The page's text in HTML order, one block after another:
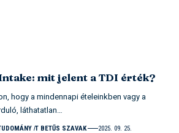
mit jelent a TDI érték?
hogy a mindennapi ételeinkben vagy a
láthatatlan…
T BETŰS SZAVAK 2025. 09. 25.